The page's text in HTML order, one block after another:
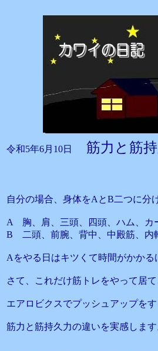
令和5年6月10日 筋力と筋
自分の場合、身体をAとB二つに分
A 胸、肩、三頭、四頭、ハム、カ
B 二頭、前腕、背中、中殿筋、内
Aをやる日はキツくて時間がかかる
さて、これだけ筋トレをやって居
エアロビクスでプッシュアップを
筋力と筋持久力の違いを実感します